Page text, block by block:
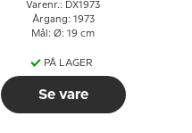
Varenr.: DX1973
Årgang: 1973
Mål: Ø: 19 cm
PÅ LAGER
Se vare